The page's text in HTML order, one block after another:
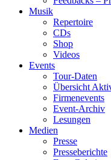
Musik
Repertoire
CDs
Shop
Videos
Events
Tour-Daten
Übersicht
Firmenevents
Event-Archiv
Lesungen
Medien
Presse
Presseberichte